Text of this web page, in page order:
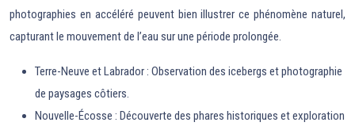
photographies en accéléré peuvent bien illustrer ce phénomène naturel,
capturant le mouvement de l’eau sur une période prolongée.
Terre-Neuve et Labrador : Observation des icebergs et photographie
de paysages côtiers.
Nouvelle-Écosse : Découverte des phares historiques et exploration